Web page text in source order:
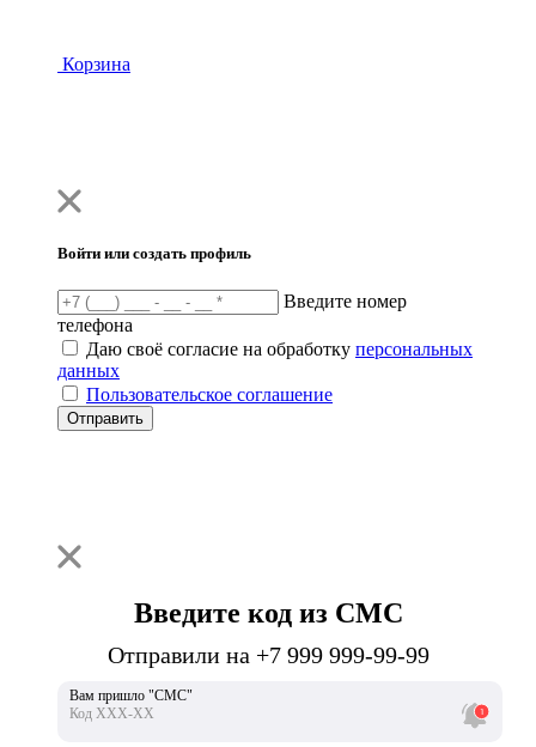
Корзина
Войти или создать профиль
Введите номер
телефона
Даю своё согласие на обработку персональных
данных
Пользовательское соглашение
Отправить
Введите код из СМС
Отправили на +7 999 999-99-99
Вам пришло "СМС"
Код ХХХ-ХХ